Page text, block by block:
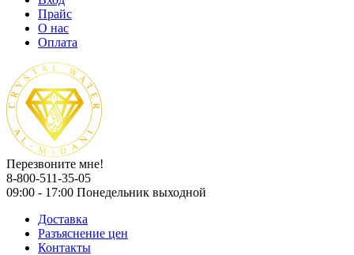
Прайс
О нас
Оплата
Перезвоните мне!
8-800-511-35-05
09:00 - 17:00 Понедельник выходной
Доставка
Разъяснение цен
Контакты